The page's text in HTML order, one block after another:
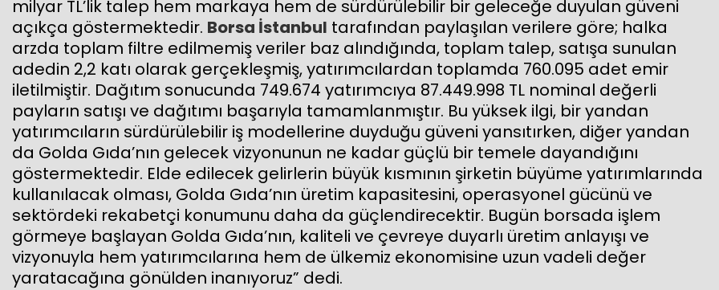
milyar TL’lik talep hem markaya hem de sürdürülebilir bir geleceğe duyulan güveni
açıkça göstermektedir. Borsa İstanbul tarafından paylaşılan verilere göre; halka
arzda toplam filtre edilmemiş veriler baz alındığında, toplam talep, satışa sunulan
adedin 2,2 katı olarak gerçekleşmiş, yatırımcılardan toplamda 760.095 adet emir
iletilmiştir. Dağıtım sonucunda 749.674 yatırımcıya 87.449.998 TL nominal değerli
payların satışı ve dağıtımı başarıyla tamamlanmıştır. Bu yüksek ilgi, bir yandan
yatırımcıların sürdürülebilir iş modellerine duyduğu güveni yansıtırken, diğer yandan
da Golda Gıda’nın gelecek vizyonunun ne kadar güçlü bir temele dayandığını
göstermektedir. Elde edilecek gelirlerin büyük kısmının şirketin büyüme yatırımlarında
kullanılacak olması, Golda Gıda’nın üretim kapasitesini, operasyonel gücünü ve
sektördeki rekabetçi konumunu daha da güçlendirecektir. Bugün borsada işlem
görmeye başlayan Golda Gıda’nın, kaliteli ve çevreye duyarlı üretim anlayışı ve
vizyonuyla hem yatırımcılarına hem de ülkemiz ekonomisine uzun vadeli değer
yaratacağına gönülden inanıyoruz” dedi.